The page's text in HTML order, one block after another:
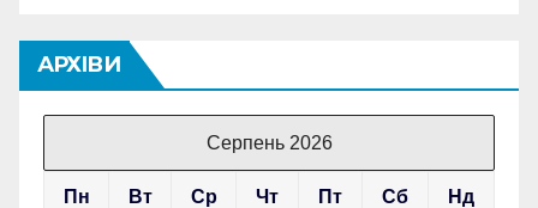
АРХІВИ
Серпень 2026
Пн Вт Ср Чт Пт Сб Нд